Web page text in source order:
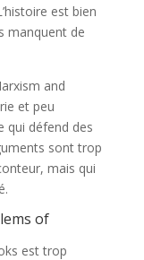
est bien
manquent de
and
et peu
qui défend des
sont trop
mais qui
of
est trop